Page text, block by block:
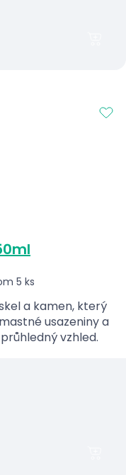
5 ks
a kamen, který
usazeniny a
vzhled.